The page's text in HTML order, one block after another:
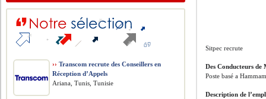
Sitpec recrute
Des Conducteurs de
Poste basé a
Description de
›› Transcom recrute des Conseillers en
Réception d’Appels
Ariana, Tunis, Tunisie